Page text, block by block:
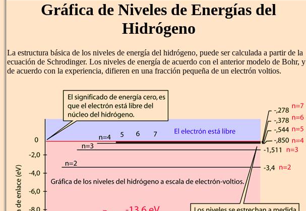
Gráfica de Niveles de Energías del
Hidrógeno
La estructura básica de los niveles de energía del hidrógeno, puede ser calculada a partir de la
ecuación de Schrodinger. Los niveles de energía de acuerdo con el anterior modelo de Bohr, y
de acuerdo con la experiencia, difieren en una fracción pequeña de un electrón voltios.